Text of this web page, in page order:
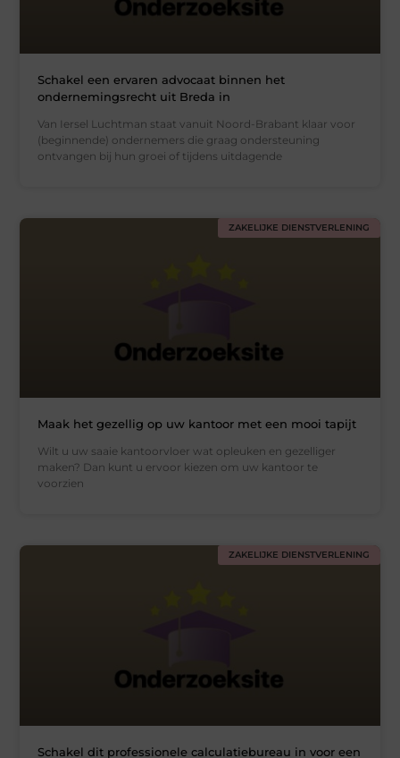
Schakel een ervaren advocaat binnen het
ondernemingsrecht uit Breda in
Van Iersel Luchtman staat vanuit Noord-Brabant klaar voor
(beginnende) ondernemers die graag ondersteuning
ontvangen bij hun groei of tijdens uitdagende
ZAKELIJKE DIENSTVERLENING
Maak het gezellig op uw kantoor met een mooi tapijt
Wilt u uw saaie kantoorvloer wat opleuken en gezelliger
maken? Dan kunt u ervoor kiezen om uw kantoor te
voorzien
ZAKELIJKE DIENSTVERLENING
Schakel dit professionele calculatiebureau in voor een